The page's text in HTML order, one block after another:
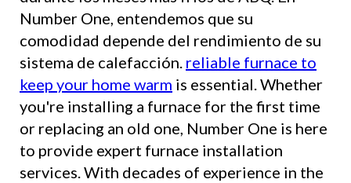
Number One, entendemos que su
comodidad depende del rendimiento de su
sistema de calefacción. reliable furnace to
keep your home warm is essential. Whether
you're installing a furnace for the first time
or replacing an old one, Number One is here
to provide expert furnace installation
services. With decades of experience in the